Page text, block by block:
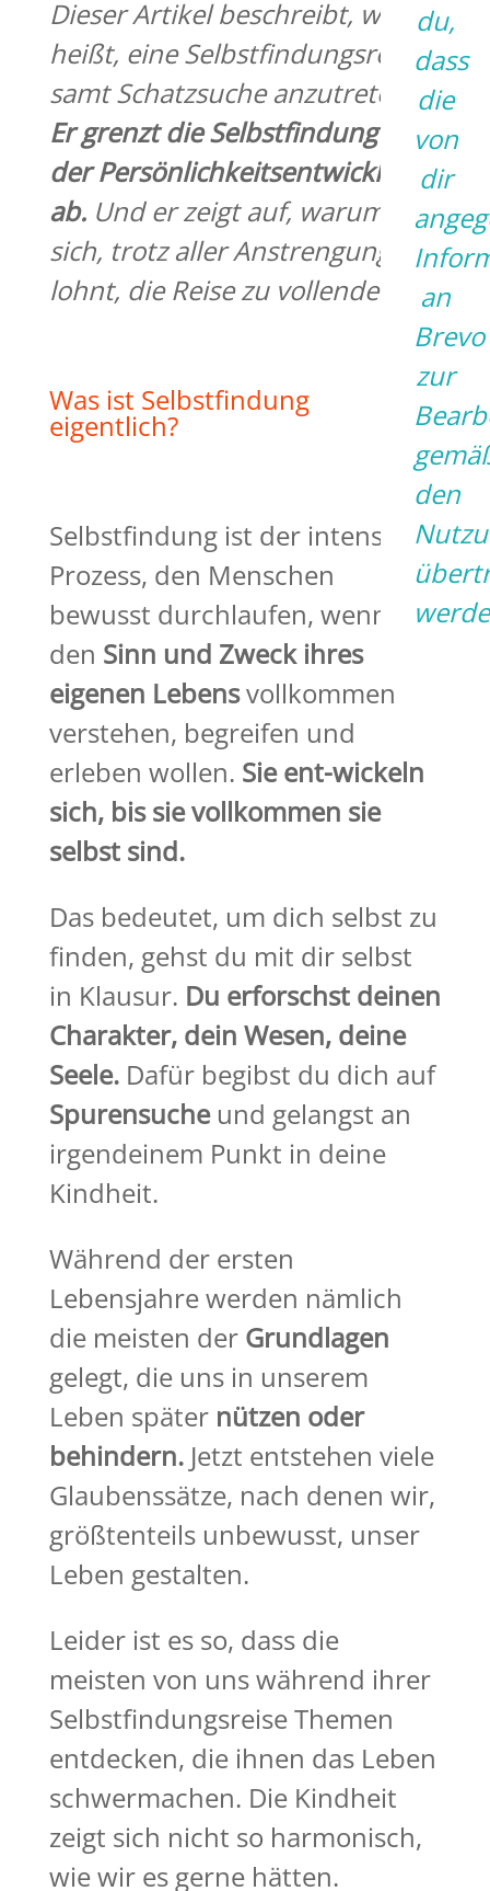
Dieser Artikel beschreibt, was es
heißt, eine Selbstfindungsreise
samt Schatzsucheanzutreten.
Er grenzt die Selbstfindung von
der Persönlichkeitsentwicklung
ab. Under zeigt auf, warum es
sich, trotz aller Anstrengungen,
lohnt, die Reise zu vollenden.
Was ist Selbstfindung
eigentlich?
Selbstfindung ist der intensive
Prozess, den Menschen
bewusst durchlaufen, wenn sie
den Sinn und Zweck ihres
eigenen Lebensvollkommen
verstehen, begreifen und
erleben wollen. Sie ent-wickeln
sich, bis sie vollkommen sie
selbst sind.
Das bedeutet, um dich selbst zu
finden, gehst du mit dir selbst
in Klausur. Du erforschst deinen
Charakter, dein Wesen, deine
Seele.Dafür begibst du dich auf
Spurensucheund gelangst an
irgendeinem Punkt in deine
Kindheit.
Während der ersten
Lebensjahre werden nämlich
die meisten der Grundlagen
gelegt, die uns in unserem
Leben später nützen oder
behindern.Jetzt entstehen viele
Glaubenssätze, nach denen wir,
größtenteils unbewusst, unser
Leben gestalten.
Leider ist es so, dass die
meisten von uns während ihrer
Selbstfindungsreise Themen
entdecken, die ihnen das Leben
schwermachen. Die Kindheit
zeigt sich nicht so harmonisch,
wie wir es gerne hätten.
du,
dass
die
von
dir
an
Brevo
zur
den